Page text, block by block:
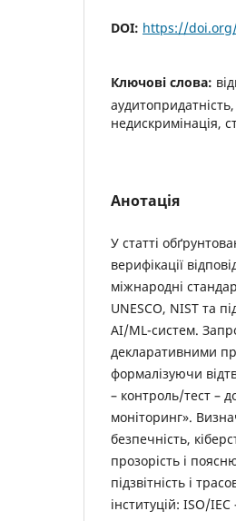
DOI: https://doi.org/
Ключові слова:
недискримінація,
Анотація
У статті
верифікації
міжнародні
UNESCO, NIST та
AI/ML-систем.
декларативними
формалізуючи
– контроль/тест –
моніторинг».
безпечність,
прозорість і
підзвітність і
інституцій: ISO/